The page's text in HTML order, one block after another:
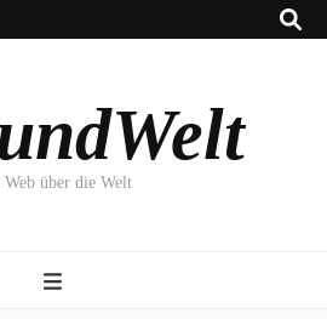
Web über die Welt